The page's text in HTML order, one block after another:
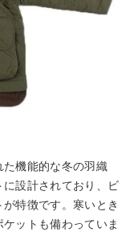
機能的な冬の羽織
に設計されており、ビ
特徴です。寒いとき
ットも備わっていま